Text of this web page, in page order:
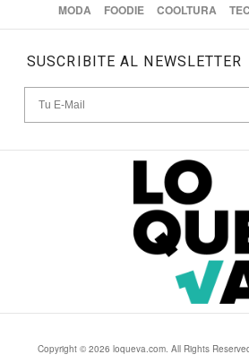
MODA FOODIE COOLTURA
SUSCRIBITE AL NEWSLETTER
Copyright © 2026 loqueva.com. All Rights